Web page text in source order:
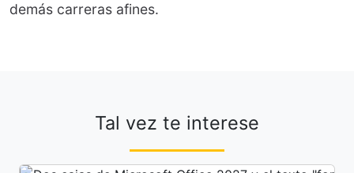
demás carreras afines.
Tal vez te interese